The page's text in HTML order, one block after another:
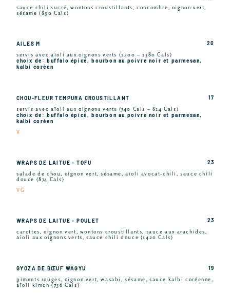
sauce chili sucré, wontons croustillants, concombre, oignon vert,
sésame (890 Cals)
AILES M
servis avec aïoli aux oignons verts (1200 – 1380 Cals)
choix de: buffalo épicé, bourbon au poivre noir et parmesan,
kalbi coréen
20
CHOU-FLEUR TEMPURA CROUSTILLANT
servis avec aïoli aux oignons verts (740 Cals – 814 Cals)
choix de: buffalo épicé, bourbon au poivre noir et parmesan,
kalbi coréen
V
17
WRAPS DE LAITUE - TOFU
salade de chou, oignon vert, sésame, aïoli avocat-chili, sauce chili
douce (874 Cals)
VG
23
WRAPS DE LAITUE - POULET
carottes, oignon vert, wontons croustillants, sauce aux arachides,
aïoli aux oignons verts, sauce chili douce (1420 Cals)
23
GYOZA DE BŒUF WAGYU
piments rouges, oignon vert, wasabi, sésame, sauce kalbi coréenne,
aïoli kimch (736 Cals)
19